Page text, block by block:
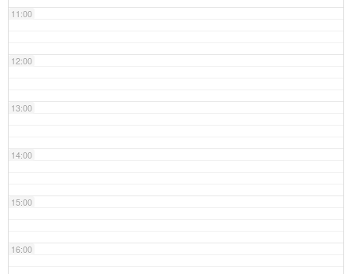
11:00
12:00
13:00
14:00
15:00
16:00